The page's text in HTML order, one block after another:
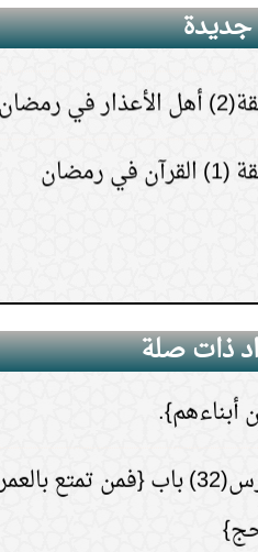
تتقون}.
جديدة
في رمضان
في رمضان
ذات صلة
الدرس(27) باب قوله {وليس
مصلى }.
الكتاب يعرفونه كما
أبناءهم}.
الدرس(32) باب {فمن تمتع بالعمرة